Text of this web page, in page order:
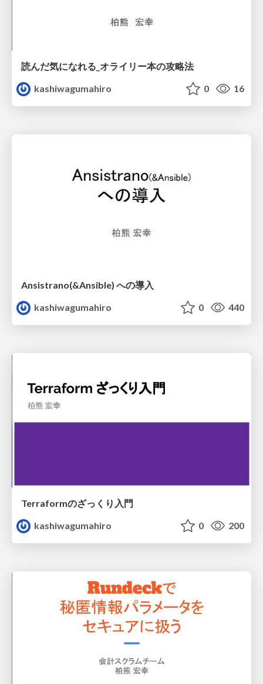
読んだ気になれる_オライリー本の攻略法
kashiwagumahiro
0 16
Ansistrano(&Ansible) への導入
kashiwagumahiro
0 440
Terraformのざっくり入門
kashiwagumahiro
0 200